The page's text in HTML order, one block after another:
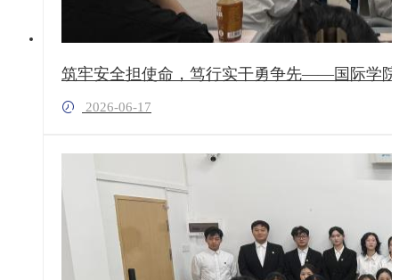
筑牢安全担使命，笃行实干勇争先——国际学
2026-06-17